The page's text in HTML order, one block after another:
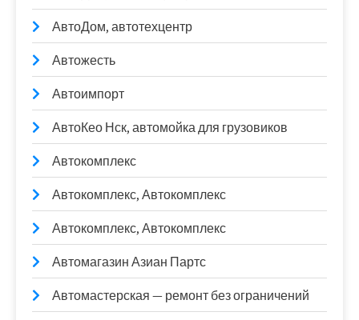
АвтоДом, автотехцентр
Автожесть
Автоимпорт
АвтоКео Нск, автомойка для грузовиков
Автокомплекс
Автокомплекс, Автокомплекс
Автокомплекс, Автокомплекс
Автомагазин Азиан Партс
Автомастерская — ремонт без ограничений